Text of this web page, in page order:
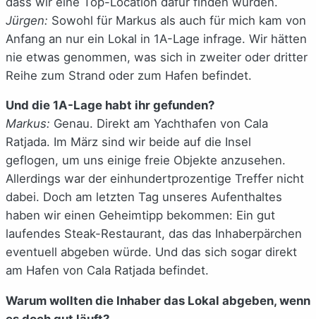
Jürgen: Sowohl für Markus als auch für mich kam von
Anfang an nur ein Lokal in 1A-Lage infrage. Wir hätten
nie etwas genommen, was sich in zweiter oder dritter
Reihe zum Strand oder zum Hafen befindet.
Und die 1A-Lage habt ihr gefunden?
Markus: Genau. Direkt am Yachthafen von Cala
Ratjada. Im März sind wir beide auf die Insel
geflogen, um uns einige freie Objekte anzusehen.
Allerdings war der einhundertprozentige Treffer nicht
dabei. Doch am letzten Tag unseres Aufenthaltes
haben wir einen Geheimtipp bekommen: Ein gut
laufendes Steak-Restaurant, das das Inhaberpärchen
eventuell abgeben würde. Und das sich sogar direkt
am Hafen von Cala Ratjada befindet.
Warum wollten die Inhaber das Lokal abgeben, wenn